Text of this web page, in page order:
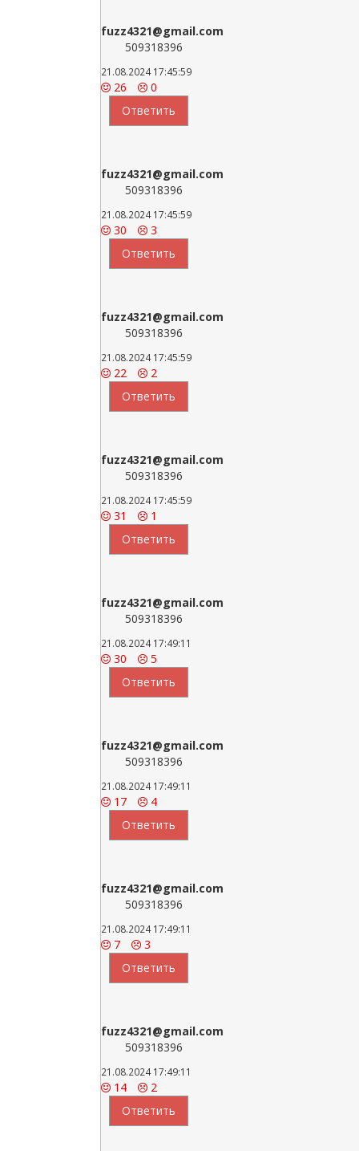
fuzz4321@gmail.com
509318396
21.08.2024 17:45:59
26
0
Ответить
fuzz4321@gmail.com
509318396
21.08.2024 17:45:59
30
3
Ответить
fuzz4321@gmail.com
509318396
21.08.2024 17:45:59
22
2
Ответить
fuzz4321@gmail.com
509318396
21.08.2024 17:45:59
31
1
Ответить
fuzz4321@gmail.com
509318396
21.08.2024 17:49:11
30
5
Ответить
fuzz4321@gmail.com
509318396
21.08.2024 17:49:11
17
4
Ответить
fuzz4321@gmail.com
509318396
21.08.2024 17:49:11
7
3
Ответить
fuzz4321@gmail.com
509318396
21.08.2024 17:49:11
14
2
Ответить